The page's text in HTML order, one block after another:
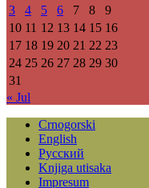
3
4 5 6 7 8
9
10 11 12 13 14 15 16
17 18 19 20 21 22 23
24 25 26 27 28 29 30
31
« Jul
Crnogorski
English
Русский
Knjiga utisaka
Impresum